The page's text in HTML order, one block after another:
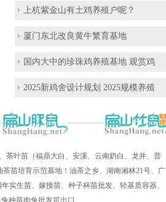
上杭紫金山有土鸡养殖户呢？
厦门东北改良黄牛繁育基地
国内大中的珍珠鸡养殖基地 观赏鸡
2025新鸡舍设计规划 2025规模养殖
茶叶苗（福鼎大白、安溪、云南奶白、龙井、普
苗培育示范基地！油茶之乡、湖南湘林21号、广
实生苗、嫁接苗、种子杯苗批发、轻基质容器、
种苗肉兔批发可出口。